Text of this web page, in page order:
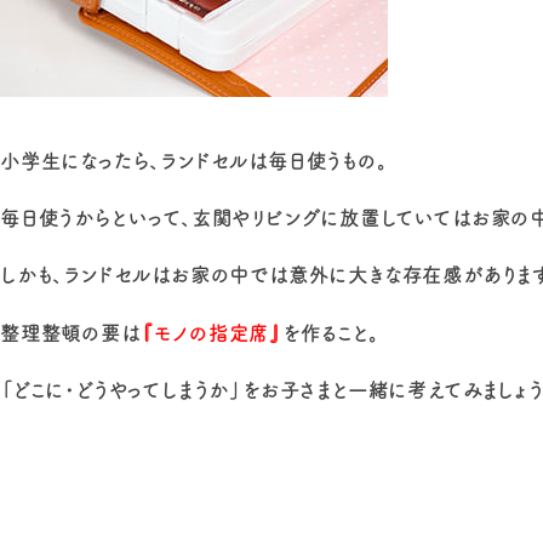
小学生になったら、ランドセルは毎日使うもの。
毎日使うからといって、玄関やリビングに放置していてはお家の
しかも、ランドセルはお家の中では意外に大きな存在感があります
整理整頓の要は 『モノの指定席』 を作ること。
「どこに・どうやってしまうか」をお子さまと一緒に考えてみましょ